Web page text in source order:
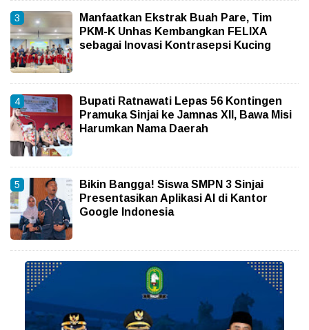
Manfaatkan Ekstrak Buah Pare, Tim
PKM-K Unhas Kembangkan FELIXA
sebagai Inovasi Kontrasepsi Kucing
Bupati Ratnawati Lepas 56 Kontingen
Pramuka Sinjai ke Jamnas XII, Bawa Misi
Harumkan Nama Daerah
Bikin Bangga! Siswa SMPN 3 Sinjai
Presentasikan Aplikasi AI di Kantor
Google Indonesia